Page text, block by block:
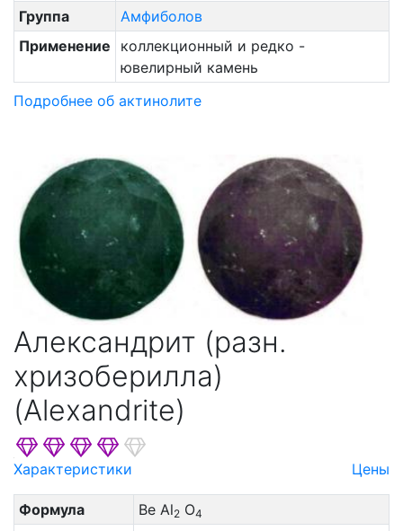
Группа
Амфиболов
Применение
коллекционный и редко -
ювелирный камень
Подробнее об актинолите
Александрит (разн.
хризоберилла)
(Alexandrite)
Характеристики Цены
Формула Be Al2O4